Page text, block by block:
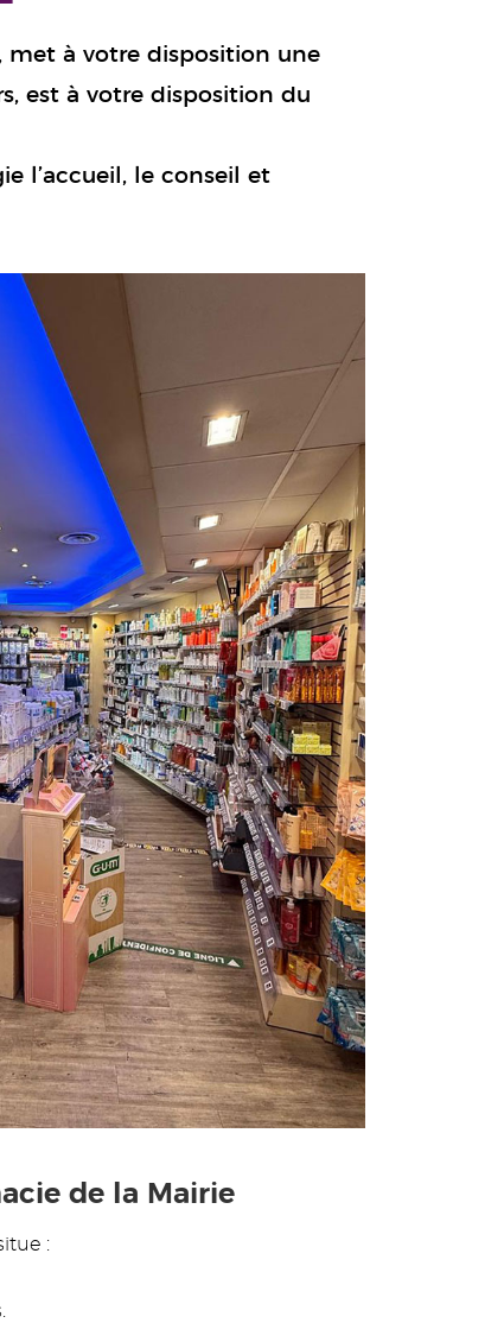
met à votre disposition une
est à votre disposition du
l’accueil, le conseil et
de la Mairie
: